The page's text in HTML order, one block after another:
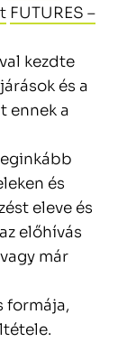
FUTURES –
kezdte
és a
ennek a
és
eleve és
előhívás
már
formája,